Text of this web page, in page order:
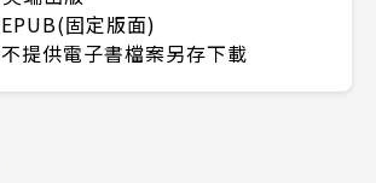
EPUB(固定版面)
不提供電子書檔案另存下載